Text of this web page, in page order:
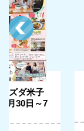
ズダ米子
月30日～7